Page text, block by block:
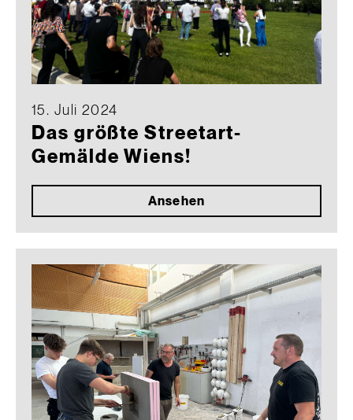
15. Juli 2024
Das größte Streetart-
Gemälde Wiens!
Ansehen